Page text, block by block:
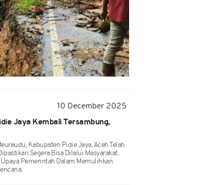
10 December 2025
Jaya Kembali Tersambung,
Kabupaten Pidie Jaya, Aceh Telah
Segera Bisa Dilalui Masyarakat.
Pemerintah Dalam Memulihkan